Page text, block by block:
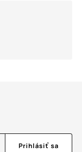
Prihlásiť sa